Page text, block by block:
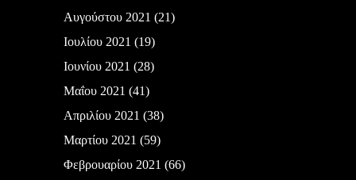
Αυγούστου 2021 (21)
Ιουλίου 2021 (19)
Ιουνίου 2021 (28)
Μαΐου 2021 (41)
Απριλίου 2021 (38)
Μαρτίου 2021 (59)
Φεβρουαρίου 2021 (66)